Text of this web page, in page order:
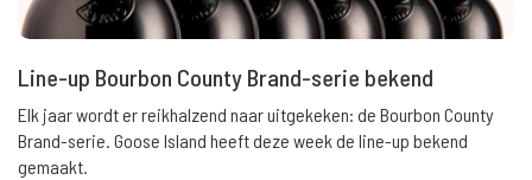
Line-up Bourbon County Brand-serie bekend
Elk jaar wordt er reikhalzend naar uitgekeken: de Bourbon County
Brand-serie. Goose Island heeft deze week de line-up bekend
gemaakt.